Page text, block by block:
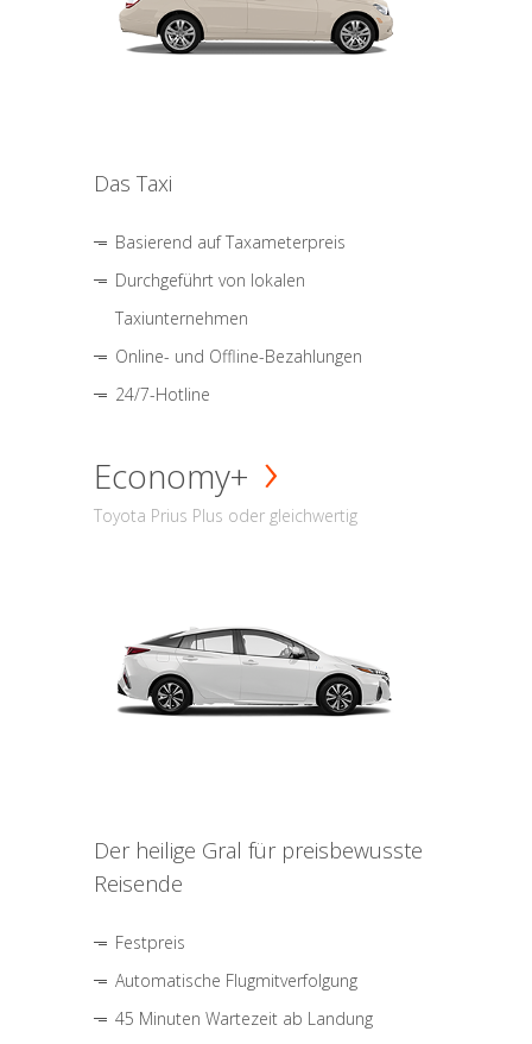
Das Taxi
Basierend auf Taxameterpreis
Durchgeführt von lokalen
Taxiunternehmen
Online- und Offline-Bezahlungen
24/7-Hotline
Economy+
Toyota Prius Plus oder gleichwertig
Der heilige Gral für preisbewusste
Reisende
Festpreis
Automatische Flugmitverfolgung
45 Minuten Wartezeit ab Landung